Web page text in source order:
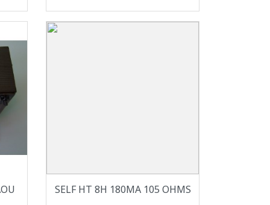
Aperçu rapide
SELF HT 8H 180MA 105 OHMS